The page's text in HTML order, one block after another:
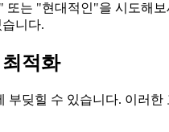
는 "현대적인"을 시도해
니다.
적화
부딪힐 수 있습니다. 이러